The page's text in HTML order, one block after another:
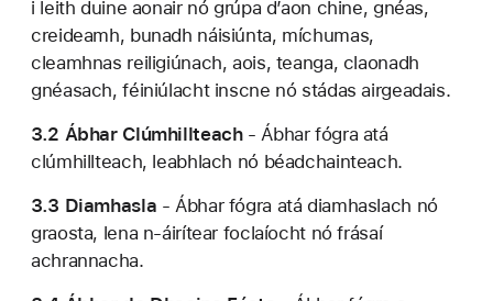
i leith duine aonair nó grúpa d’aon chine, gnéas,
creideamh, bunadh náisiúnta, míchumas,
cleamhnas reiligiúnach, aois, teanga, claonadh
gnéasach, féiniúlacht inscne nó stádas airgeadais.
3.2 Ábhar Clúmhillteach- Ábhar fógra atá
clúmhillteach, leabhlach nó béadchainteach.
3.3 Diamhasla - Ábhar fógra atá diamhaslach nó
graosta, lena n-áirítear foclaíocht nó frásaí
achrannacha.